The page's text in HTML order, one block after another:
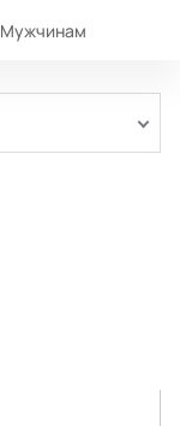
Мужчинам